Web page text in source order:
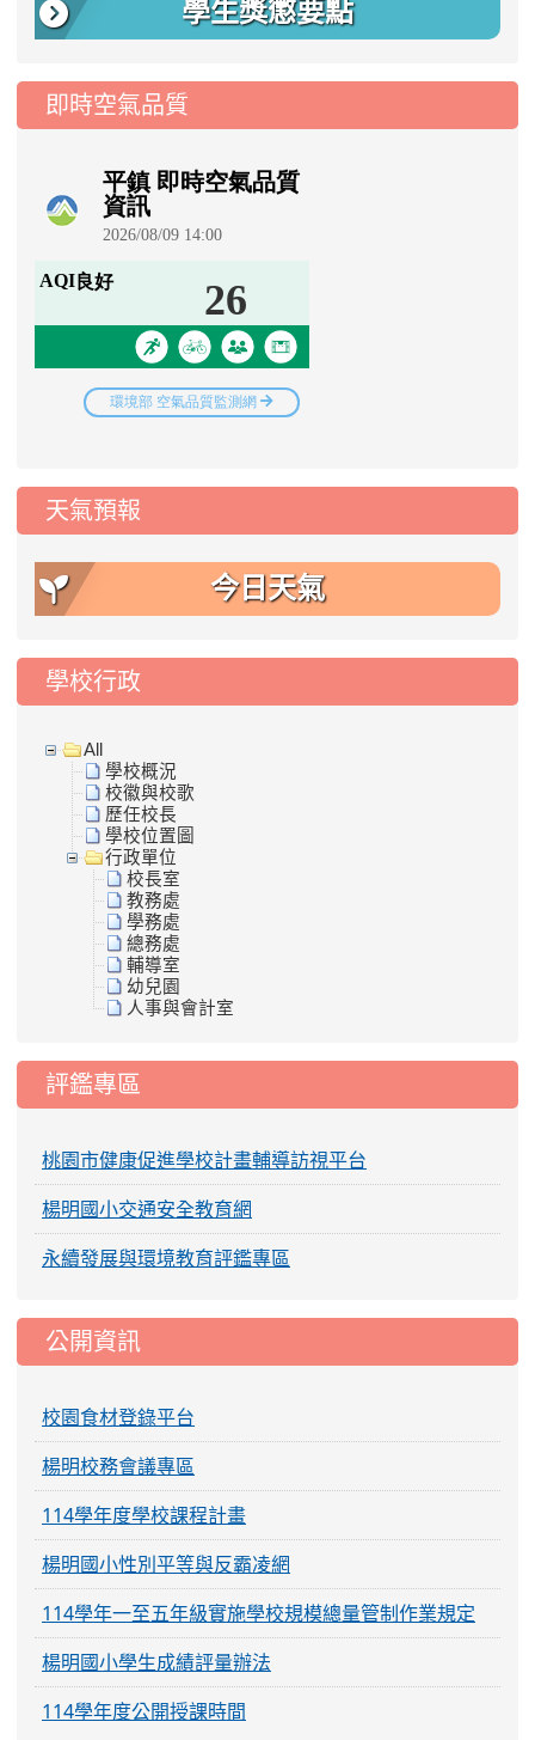
學生獎懲要點
即時空氣品質
天氣預報
今日天氣
學校行政
All
學校概況
校徽與校歌
歷任校長
學校位置圖
行政單位
校長室
教務處
學務處
總務處
輔導室
幼兒園
人事與會計室
評鑑專區
桃園市健康促進學校計畫輔導訪視平台
楊明國小交通安全教育網
永續發展與環境教育評鑑專區
公開資訊
校園食材登錄平台
楊明校務會議專區
114學年度學校課程計畫
楊明國小性別平等與反霸凌網
114學年一至五年級實施學校規模總量管制作業規定
楊明國小學生成績評量辦法
114學年度公開授課時間